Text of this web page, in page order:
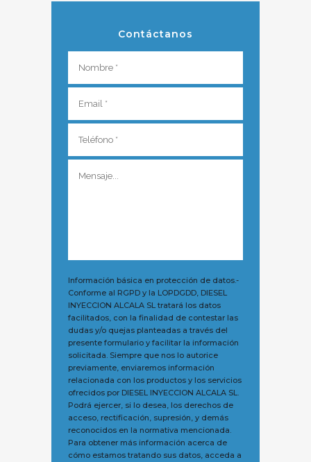
Contáctanos
Información básica en protección de datos.-
Conforme al RGPD y la LOPDGDD, DIESEL
INYECCION ALCALA SL tratará los datos
facilitados, con la finalidad de contestar las
dudas y/o quejas planteadas a través del
presente formulario y facilitar la información
solicitada. Siempre que nos lo autorice
previamente, enviaremos información
relacionada con los productos y los servicios
ofrecidos por DIESEL INYECCION ALCALA SL.
Podrá ejercer, si lo desea, los derechos de
acceso, rectificación, supresión, y demás
reconocidos en la normativa mencionada.
Para obtener más información acerca de
cómo estamos tratando sus datos, acceda a